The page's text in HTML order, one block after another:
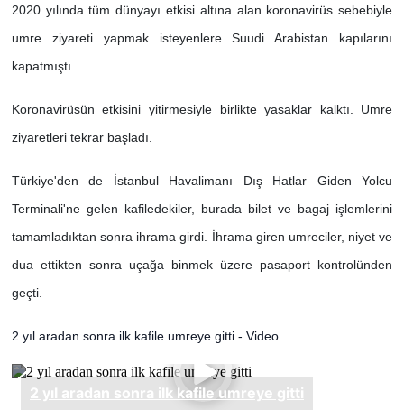
2020 yılında tüm dünyayı etkisi altına alan koronavirüs sebebiyle
umre ziyareti yapmak isteyenlere Suudi Arabistan kapılarını
kapatmıştı.
Koronavirüsün etkisini yitirmesiyle birlikte yasaklar kalktı. Umre
ziyaretleri tekrar başladı.
Türkiye'den de İstanbul Havalimanı Dış Hatlar Giden Yolcu
Terminali'ne gelen kafiledekiler, burada bilet ve bagaj işlemlerini
tamamladıktan sonra ihrama girdi. İhrama giren umreciler, niyet ve
dua ettikten sonra uçağa binmek üzere pasaport kontrolünden
geçti.
2 yıl aradan sonra ilk kafile umreye gitti - Video